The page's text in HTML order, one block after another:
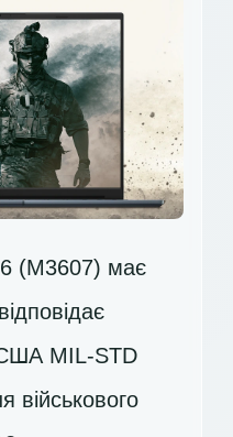
(M3607) має
MIL-STD
військового